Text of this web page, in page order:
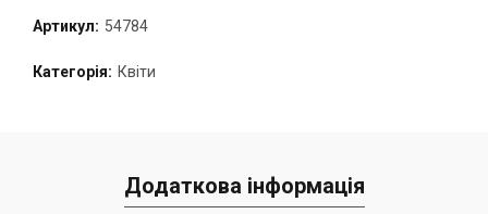
Артикул: 54784
Категорія: Квіти
Додаткова інформація